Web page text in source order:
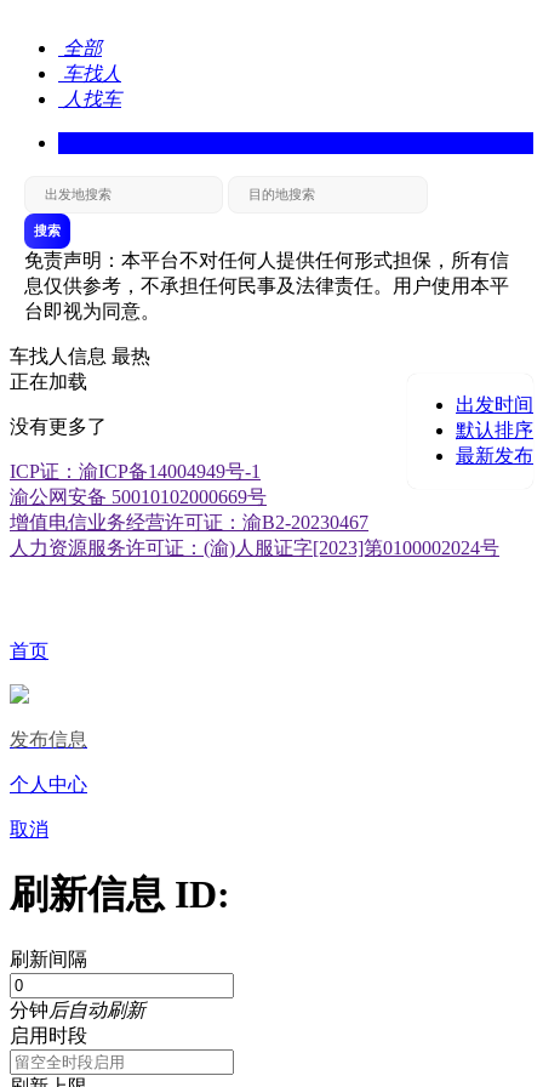
全部
车找人
人找车
搜索
免责声明：本平台不对任何人提供任何形式担保，所有信
息仅供参考，不承担任何民事及法律责任。用户使用本平
台即视为同意。
车找人信息 最热
出发时间
默认排序
最新发布
正在加载
没有更多了
ICP证：渝ICP备14004949号-1
渝公网安备 50010102000669号
增值电信业务经营许可证：渝B2-20230467
人力资源服务许可证：(渝)人服证字[2023]第0100002024号
首页
发布信息
个人中心
取消
刷新信息 ID:
刷新间隔
分钟后自动刷新
启用时段